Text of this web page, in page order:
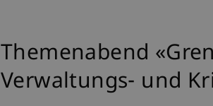
Themenabend
Verwaltungs- und